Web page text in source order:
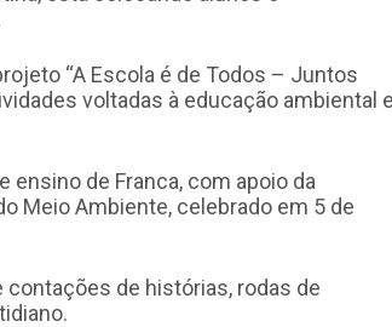
“A Escola é de Todos – Juntos
voltadas à educação ambiental e
ensino de Franca, com apoio da
Meio Ambiente, celebrado em 5 de
de histórias, rodas de